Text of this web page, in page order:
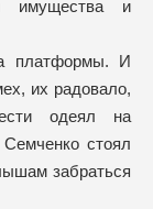
имущества и
платформы. И
их радовало,
одеял на
стоял
забраться